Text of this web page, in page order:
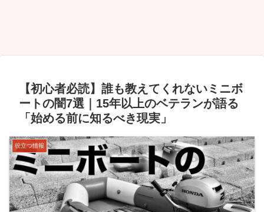
【初心者必読】誰も教えてくれないミニボ
ートの闇7選｜15年以上のベテランが語る
「始める前に知るべき現実」
役立つ情報